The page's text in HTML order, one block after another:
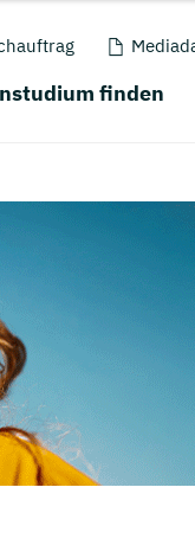
finden